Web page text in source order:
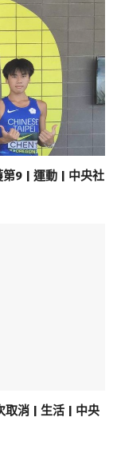
9 | 運動 | 中央社
取消 | 生活 | 中央